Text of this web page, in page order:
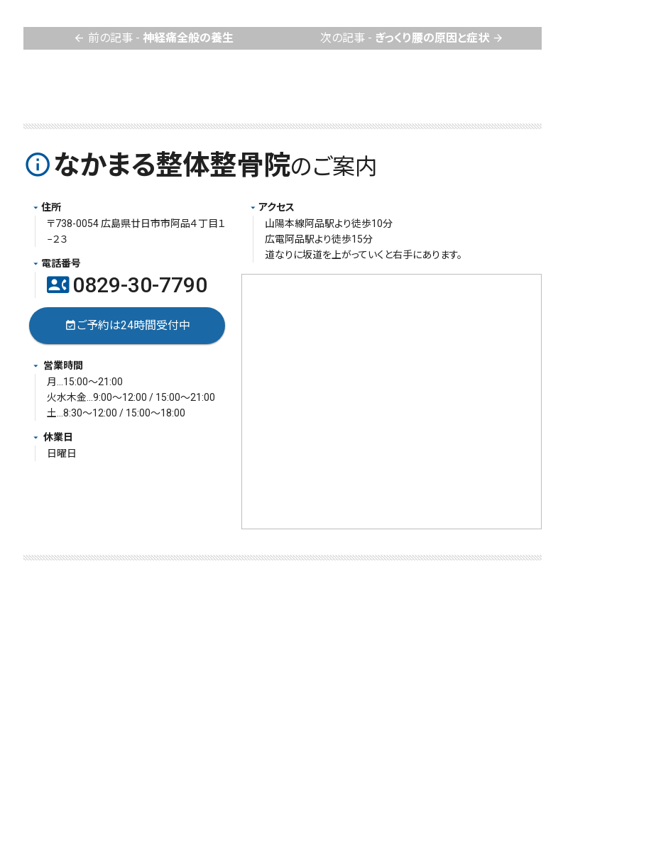
arrow_back 前の記事 - 神経痛全般の養生 次の記事 - ぎっくり腰の原因と症状 arrow_forward
info_outlineなかまる整体整骨院のご案内
住所
〒738-0054 広島県廿日市市阿品４丁目１
−２３
電話番号
contact_phone0829-30-7790
event_availableご予約は24時間受付中
営業時間
月…15:00～21:00
火水木金…9:00～12:00 / 15:00～21:00
土…8:30～12:00 / 15:00～18:00
休業日
日曜日
アクセス
山陽本線阿品駅より徒歩10分
広電阿品駅より徒歩15分
道なりに坂道を上がっていくと右手にあります。